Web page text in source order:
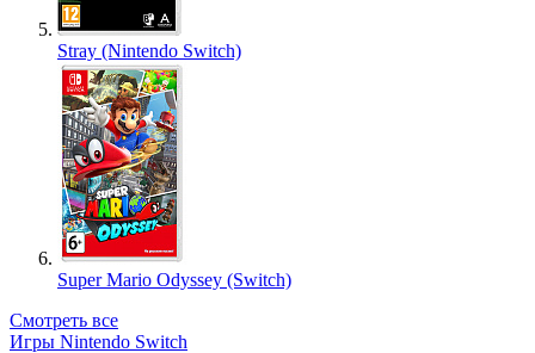
Stray (Nintendo Switch)
Super Mario Odyssey (Switch)
Смотреть все
Игры Nintendo Switch